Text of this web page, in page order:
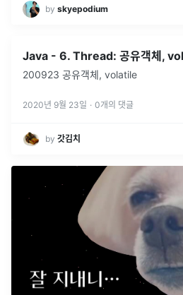
by skyepodium
Java - 6. Thread: 공유객체,
200923 공유객체, volatile
2020년 9월 23일 · 0개의 댓글
by 갓김치